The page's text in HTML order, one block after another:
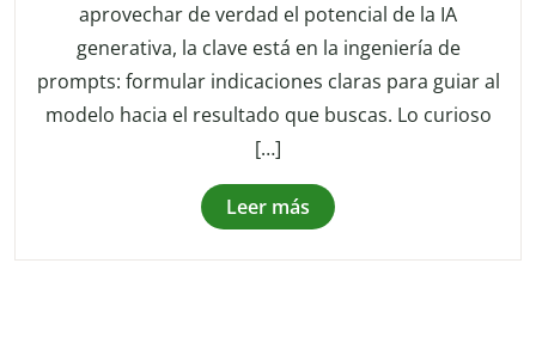
aprovechar de verdad el potencial de la IA
generativa, la clave está en la ingeniería de
prompts: formular indicaciones claras para guiar al
modelo hacia el resultado que buscas. Lo curioso
[…]
Leer más